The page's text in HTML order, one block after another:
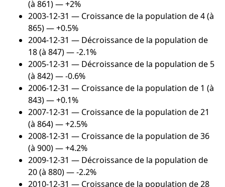
(à 861) — +2%
2003-12-31 — Croissance de la population de 4 (à
865) — +0.5%
2004-12-31 — Décroissance de la population de
18 (à 847) — -2.1%
2005-12-31 — Décroissance de la population de 5
(à 842) — -0.6%
2006-12-31 — Croissance de la population de 1 (à
843) — +0.1%
2007-12-31 — Croissance de la population de 21
(à 864) — +2.5%
2008-12-31 — Croissance de la population de 36
(à 900) — +4.2%
2009-12-31 — Décroissance de la population de
20 (à 880) — -2.2%
2010-12-31 — Croissance de la population de 28